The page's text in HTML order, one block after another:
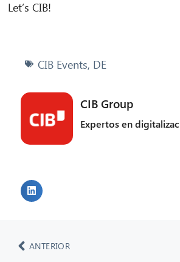
Let’s CIB!
CIB Events, DE
CIB Group
Expertos en
ANTERIOR